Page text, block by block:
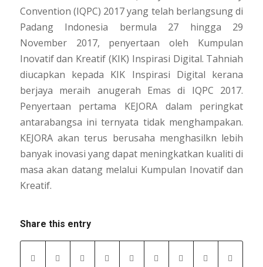
Convention (IQPC) 2017 yang telah berlangsung di
Padang Indonesia bermula 27 hingga 29
November 2017, penyertaan oleh Kumpulan
Inovatif dan Kreatif (KIK) Inspirasi Digital. Tahniah
diucapkan kepada KIK Inspirasi Digital kerana
berjaya meraih anugerah Emas di IQPC 2017.
Penyertaan pertama KEJORA dalam peringkat
antarabangsa ini ternyata tidak menghampakan.
KEJORA akan terus berusaha menghasilkn lebih
banyak inovasi yang dapat meningkatkan kualiti di
masa akan datang melalui Kumpulan Inovatif dan
Kreatif.
Share this entry